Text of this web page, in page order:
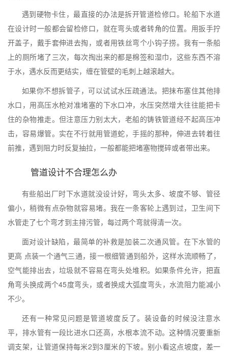
遇到硬物卡住，最直接的办法是拆开管道检修口。轮船下水道
在设计时一般都会留检修口，就在弯头或者转角的位置。用扳手拧
开盖子，戴手套伸进去掏，或者用铁丝弯个小钩子捞。我有一条船
上的厕所堵了三次，每次掏出来的都是棉签和湿巾，这些东西不溶
于水，遇水反而更结实，缠在管壁的毛刺上越滚越大。
如果你不想拆管子，可以试试水压疏通法。把抹布塞住其他排
水口，用高压水枪对准堵塞的下水口冲，水压突然增大往往能把卡
住的杂物推走。但注意压力别太大，老船的铸铁管道经不起高压冲
击，容易爆管。实在不行就用管道蛇，手摇的那种，伸进去转着往
前推，遇到阻力时反复抽拉，一般都能把堵塞物搅碎或者带出来。
管道设计不合理怎么办
有些船出厂时下水道就没设计好，弯头太多、坡度不够、管径
偏小，稍微有点杂物就容易堵。我在一条客轮上遇到过，卫生间下
水管走了七个弯才到主排污管，每过两个弯就得清一次。
面对设计缺陷，最简单的补救是加装二次通风管。在下水管的
更高 点装一个通气三通，接一根细管通到船外，这样水流顺畅了，
空气能排出去，垃圾就不容易在弯头处堆积。如果条件允许，把直
角弯头换成两个45度弯头，或者换成大弧度弯头，水流阻力能减小
不少。
还有一种常见问题是管道坡度反了。装设备的时候没注意水
平，排水管有一段比进水口还高，水根本流不动。这种情况要重新
调支架，让管道保持每米2到3厘米的下坡。别小看这点坡度，差一